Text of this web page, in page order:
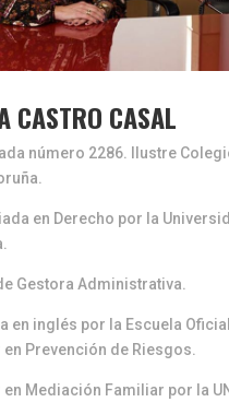
CASTRO CASAL
número 2286. Ilustre
en Derecho por la
Gestora Administrativa.
en inglés por la Escuela
en Prevención de Riesgos.
en Mediación Familiar por la